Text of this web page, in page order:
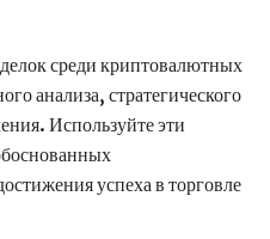
среди криптовалютных
анализа, стратегического
Используйте эти
успеха в торговле